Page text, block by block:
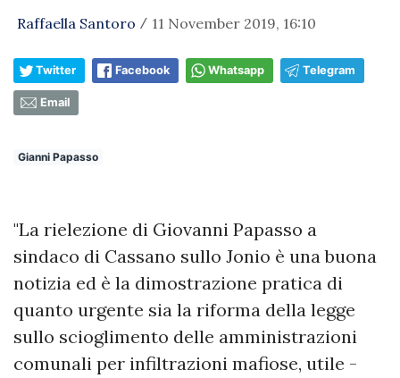
Raffaella Santoro / 11 November 2019, 16:10
Twitter Facebook Whatsapp Telegram
Email
Gianni Papasso
"La rielezione di Giovanni Papasso a
sindaco di Cassano sullo Jonio è una buona
notizia ed è la dimostrazione pratica di
quanto urgente sia la riforma della legge
sullo scioglimento delle amministrazioni
comunali per infiltrazioni mafiose, utile -